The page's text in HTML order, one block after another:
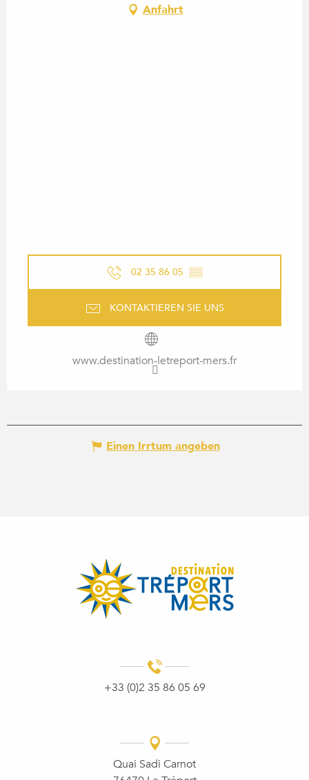
Anfahrt
02 35 86 05 ▒▒
KONTAKTIEREN SIE UNS
www.destination-letreport-mers.fr
Einen Irrtum angeben
+33 (0)2 35 86 05 69
Quai Sadi Carnot